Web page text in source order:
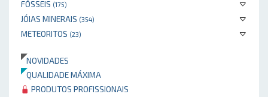
FÓSSEIS (175)
JÓIAS MINERAIS (354)
METEORITOS (23)
NOVIDADES
QUALIDADE MÁXIMA
PRODUTOS PROFISSIONAIS